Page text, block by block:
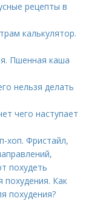
рецепты в
калькулятор.
Пшенная каша
нельзя делать
чего наступает
хоп. Фристайл,
похудеть
похудения. Как
похудения?